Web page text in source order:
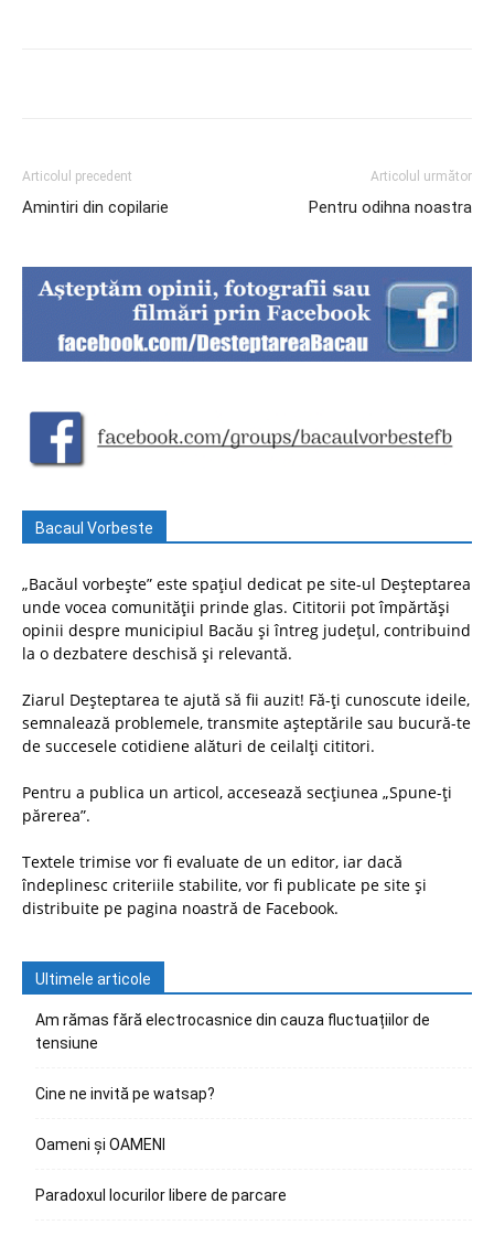
Articolul precedent
Amintiri din copilarie
Articolul următor
Pentru odihna noastra
Bacaul Vorbeste
„Bacăul vorbește” este spațiul dedicat pe site-ul Deșteptarea
unde vocea comunității prinde glas. Cititorii pot împărtăși
opinii despre municipiul Bacău și întreg județul, contribuind
la o dezbatere deschisă și relevantă.
Ziarul Deșteptarea te ajută să fii auzit! Fă-ți cunoscute ideile,
semnalează problemele, transmite așteptările sau bucură-te
de succesele cotidiene alături de ceilalți cititori.
Pentru a publica un articol, accesează secțiunea „Spune-ți
părerea”.
Textele trimise vor fi evaluate de un editor, iar dacă
îndeplinesc criteriile stabilite, vor fi publicate pe site și
distribuite pe pagina noastră de Facebook.
Ultimele articole
Am rămas fără electrocasnice din cauza fluctuațiilor de
tensiune
Cine ne invită pe watsap?
Oameni și OAMENI
Paradoxul locurilor libere de parcare